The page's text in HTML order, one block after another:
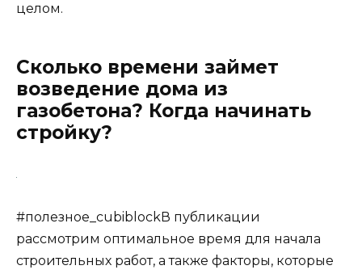
целом.
Сколько времени займет
возведение дома из
газобетона? Когда начинать
стройку?
#полезное_cubiblockВ публикации
рассмотрим оптимальное время для начала
строительных работ, а также факторы, которые